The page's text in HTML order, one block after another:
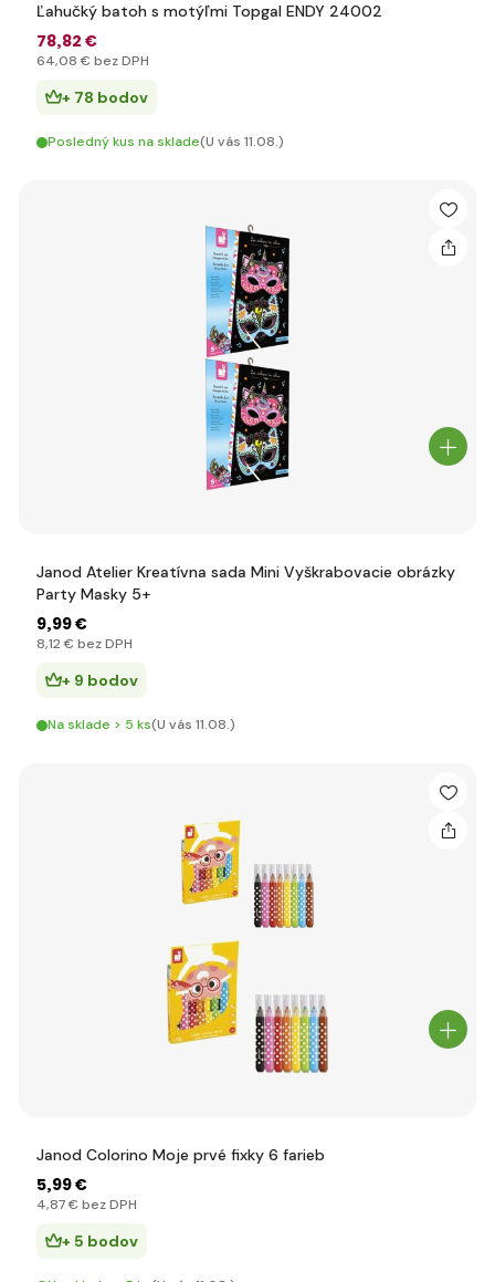
Ľahučký batoh s motýľmi Topgal ENDY 24002
78,82 €
64,08 € bez DPH
+ 78 bodov
Posledný kus na sklade(U vás 11.08.)
Janod Atelier Kreatívna sada Mini Vyškrabovacie obrázky
Party Masky 5+
9,99 €
8,12 € bez DPH
+ 9 bodov
Na sklade > 5 ks(U vás 11.08.)
Janod Colorino Moje prvé fixky 6 farieb
5,99 €
4,87 € bez DPH
+ 5 bodov